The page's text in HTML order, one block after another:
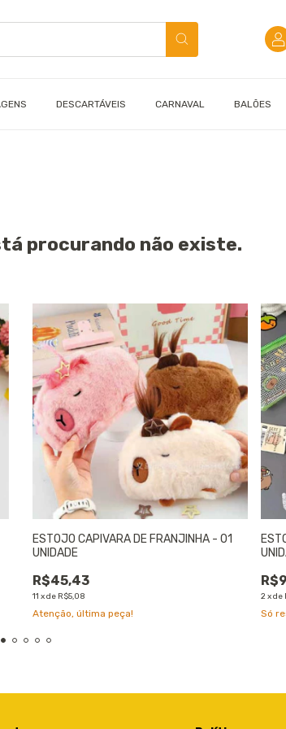
DESCARTÁVEIS CARNAVAL BALÕES
procurando não existe.
ESTOJO CAPIVARA DE FRANJINHA - 01
UNIDADE
R$45,43
11 xde R$5,08
Atenção, última peça!
2xde
Só